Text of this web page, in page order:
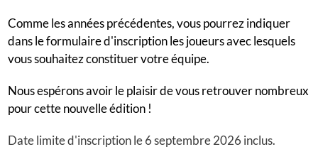
Comme les années précédentes, vous pourrez indiquer
dans le formulaire d'inscription les joueurs avec lesquels
vous souhaitez constituer votre équipe.
Nous espérons avoir le plaisir de vous retrouver nombreux
pour cette nouvelle édition !
Date limite d'inscription le 6 septembre 2026 inclus.